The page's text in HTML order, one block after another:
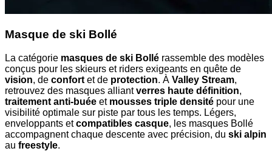
Masque de ski Bollé
La catégorie masques de ski Bollé rassemble des modèles
conçus pour les skieurs et riders exigeants en quête de
vision, de confort et de protection. À Valley Stream,
retrouvez des masques alliantverres haute définition,
traitement anti-buée et mousses triple densité pour une
visibilité optimale sur piste par tous les temps. Légers,
enveloppants etcompatibles casque, les masques Bollé
accompagnent chaque descente avec précision, du ski alpin
au freestyle.